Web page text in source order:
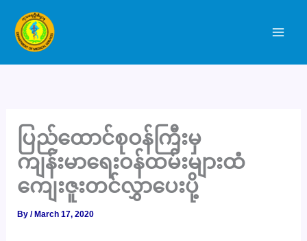
content
ပြည်ထောင်စုဝန်ကြီးမှ
ကျန်းမာရေးဝန်ထမ်းများထံ
ကျေးဇူးတင်လွှာပေးပို့
By/ March 17, 2020